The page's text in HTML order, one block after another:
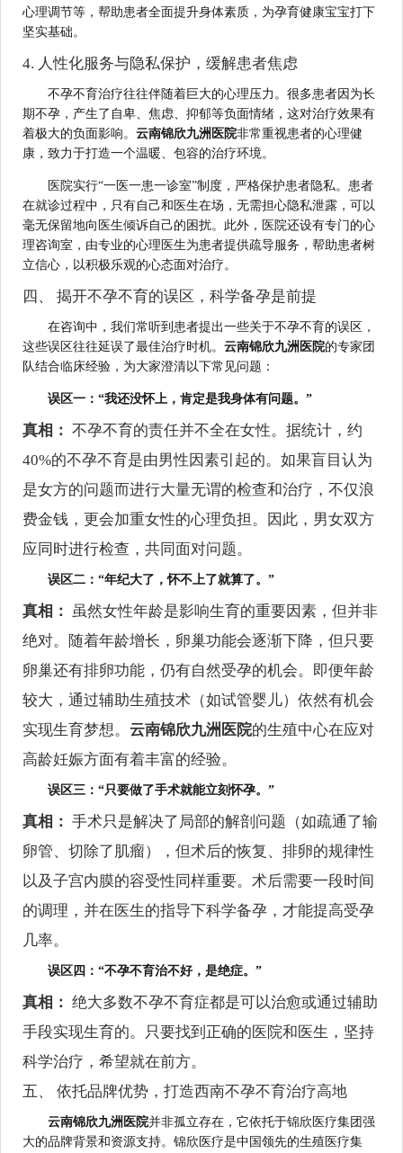
心理调节等，帮助患者全面提升身体素质，为孕育健康宝宝打下
坚实基础。
4. 人性化服务与隐私保护，缓解患者焦虑
不孕不育治疗往往伴随着巨大的心理压力。很多患者因为长
期不孕，产生了自卑、焦虑、抑郁等负面情绪，这对治疗效果有
着极大的负面影响。云南锦欣九洲医院非常重视患者的心理健
康，致力于打造一个温暖、包容的治疗环境。
医院实行“一医一患一诊室”制度，严格保护患者隐私。患者
在就诊过程中，只有自己和医生在场，无需担心隐私泄露，可以
毫无保留地向医生倾诉自己的困扰。此外，医院还设有专门的心
理咨询室，由专业的心理医生为患者提供疏导服务，帮助患者树
立信心，以积极乐观的心态面对治疗。
四、 揭开不孕不育的误区，科学备孕是前提
在咨询中，我们常听到患者提出一些关于不孕不育的误区，
这些误区往往延误了最佳治疗时机。云南锦欣九洲医院的专家团
队结合临床经验，为大家澄清以下常见问题：
误区一：“我还没怀上，肯定是我身体有问题。”
真相： 不孕不育的责任并不全在女性。据统计，约
40%的不孕不育是由男性因素引起的。如果盲目认为
是女方的问题而进行大量无谓的检查和治疗，不仅浪
费金钱，更会加重女性的心理负担。因此，男女双方
应同时进行检查，共同面对问题。
误区二：“年纪大了，怀不上了就算了。”
真相：
虽然女性年龄是影响生育的重要因素，但并非
绝对。随着年龄增长，卵巢功能会逐渐下降，但只要
卵巢还有排卵功能，仍有自然受孕的机会。即便年龄
较大，通过辅助生殖技术（如试管婴儿）依然有机会
实现生育梦想。云南锦欣九洲医院的生殖中心在应对
高龄妊娠方面有着丰富的经验。
误区三：“只要做了手术就能立刻怀孕。”
真相： 手术只是解决了局部的解剖问题（如疏通了输
卵管、切除了肌瘤），但术后的恢复、排卵的规律性
以及子宫内膜的容受性同样重要。术后需要一段时间
的调理，并在医生的指导下科学备孕，才能提高受孕
几率。
误区四：“不孕不育治不好，是绝症。”
真相： 绝大多数不孕不育症都是可以治愈或通过辅助
手段实现生育的。只要找到正确的医院和医生，坚持
科学治疗，希望就在前方。
五、 依托品牌优势，打造西南不孕不育治疗高地
云南锦欣九洲医院并非孤立存在，它依托于锦欣医疗集团强
大的品牌背景和资源支持。锦欣医疗是中国领先的生殖医疗集